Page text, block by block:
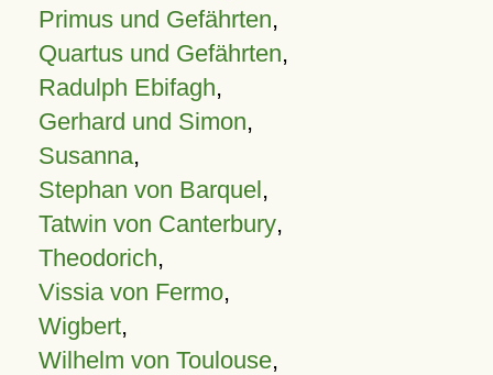
Primus und Gefährten,
Quartus und Gefährten,
Radulph Ebifagh,
Gerhard und Simon,
Susanna,
Stephan von Barquel,
Tatwin von Canterbury,
Theodorich,
Vissia von Fermo,
Wigbert,
Wilhelm von Toulouse,